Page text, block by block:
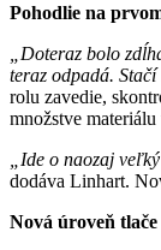
Pohodlie na
„Doteraz bolo
teraz odpadá.
rolu zavedie,
množstve
„Ide o naozaj
dodáva Linhart.
Nová úroveň